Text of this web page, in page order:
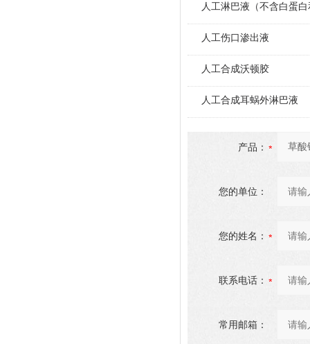
人工淋巴液（不含白蛋
人工伤口渗出液
人工合成沃顿胶
人工合成耳蜗外淋巴液
产品：
您的单位：
您的姓名：
联系电话：
常用邮箱：